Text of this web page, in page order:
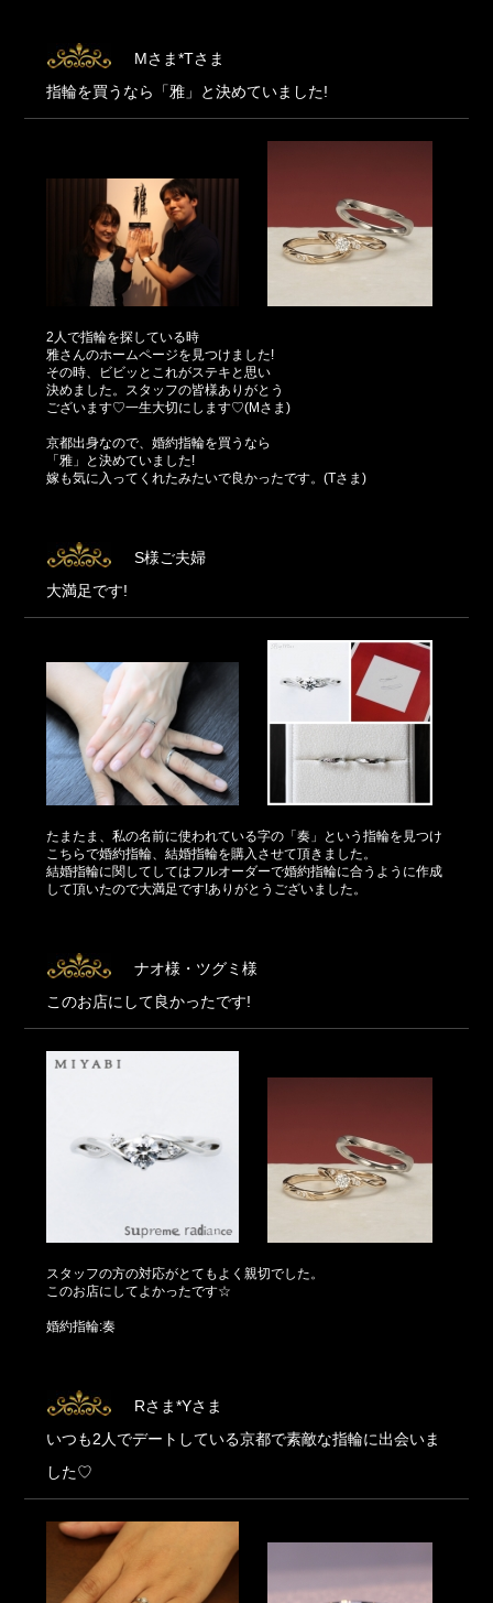
Mさま*Tさま
指輪を買うなら「雅」と決めていました!
2人で指輪を探している時
雅さんのホームページを見つけました!
その時、ビビッとこれがステキと思い
決めました。スタッフの皆様ありがとう
ございます♡一生大切にします♡(Mさま)
京都出身なので、婚約指輪を買うなら
「雅」と決めていました!
嫁も気に入ってくれたみたいで良かったです。(Tさま)
S様ご夫婦
大満足です!
たまたま、私の名前に使われている字の「奏」という指輪を見つけ
こちらで婚約指輪、結婚指輪を購入させて頂きました。
結婚指輪に関してしてはフルオーダーで婚約指輪に合うように作成
して頂いたので大満足です!ありがとうございました。
ナオ様・ツグミ様
このお店にして良かったです!
スタッフの方の対応がとてもよく親切でした。
このお店にしてよかったです☆
婚約指輪:奏
Rさま*Yさま
いつも2人でデートしている京都で素敵な指輪に出会いま
した♡